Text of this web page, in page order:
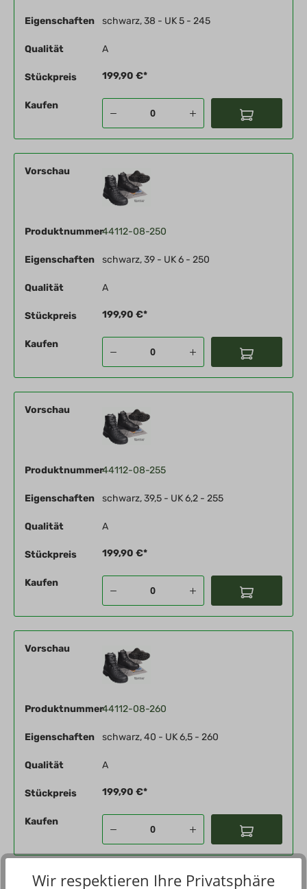
Eigenschaften schwarz, 38 - UK 5 - 245
Qualität A
Stückpreis 199,90 €*
Kaufen
Vorschau
Produktnummer44112-08-250
Eigenschaften schwarz, 39 - UK 6 - 250
Qualität A
Stückpreis 199,90 €*
Kaufen
Vorschau
Produktnummer44112-08-255
Eigenschaften schwarz, 39,5 - UK 6,2 - 255
Qualität A
Stückpreis 199,90 €*
Kaufen
Vorschau
Produktnummer44112-08-260
Eigenschaften schwarz, 40 - UK 6,5 - 260
Qualität A
Stückpreis 199,90 €*
Kaufen
Wir respektieren Ihre Privatsphäre